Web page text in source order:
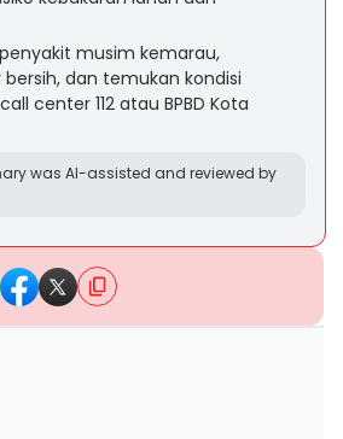
musim kemarau,
dan temukan kondisi
center 112 atau BPBD Kota
was AI-assisted and reviewed by